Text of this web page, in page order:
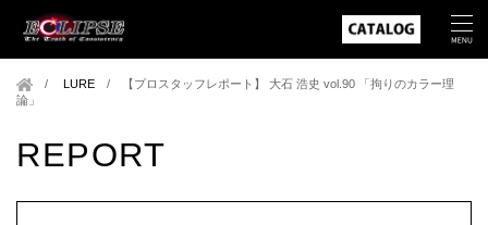
LURE /
【プロスタッフレポート】 大石 浩史 vol.90 「拘りのカラー理
論」
REPORT